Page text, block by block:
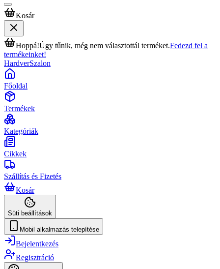
Kosár
Hoppá!Úgy tűnik, még nem választottál terméket.Fedezd fel a
termékeinket!
HardverSzalon
Főoldal
Termékek
Kategóriák
Cikkek
Szállítás és Fizetés
Kosár
Süti beállítások
Mobil alkalmazás telepítése
Bejelentkezés
Regisztráció